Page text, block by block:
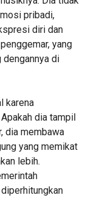
pribadi,
diri dan
yang
dengannya di
karena
dia tampil
dia membawa
yang memikat
lebih.